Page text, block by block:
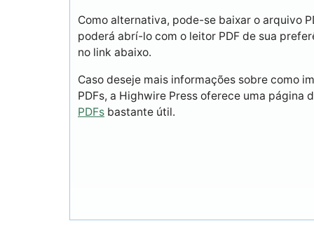
Como alternativa, pode-se baixar o arquivo
poderá abrí-lo com o leitor PDF de sua
no link abaixo.
Caso deseje mais informações sobre como
PDFs, a Highwire Press oferece uma página
PDFs bastante útil.